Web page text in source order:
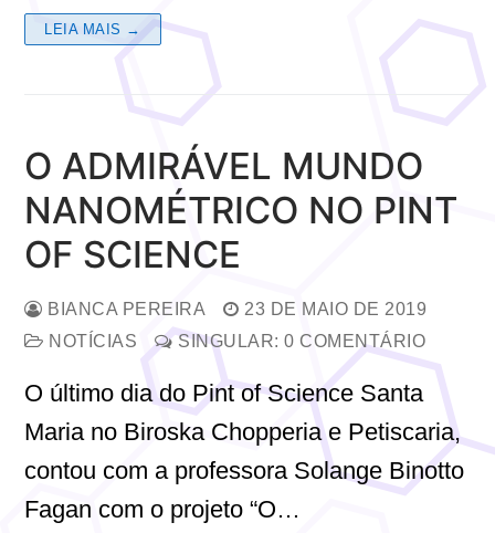
LEIA MAIS →
O ADMIRÁVEL MUNDO
NANOMÉTRICO NO PINT
OF SCIENCE
BIANCA PEREIRA
23 DE MAIO DE 2019
NOTÍCIAS
SINGULAR: 0 COMENTÁRIO
O último dia do Pint of Science Santa
Maria no Biroska Chopperia e Petiscaria,
contou com a professora Solange Binotto
Fagan com o projeto “O…